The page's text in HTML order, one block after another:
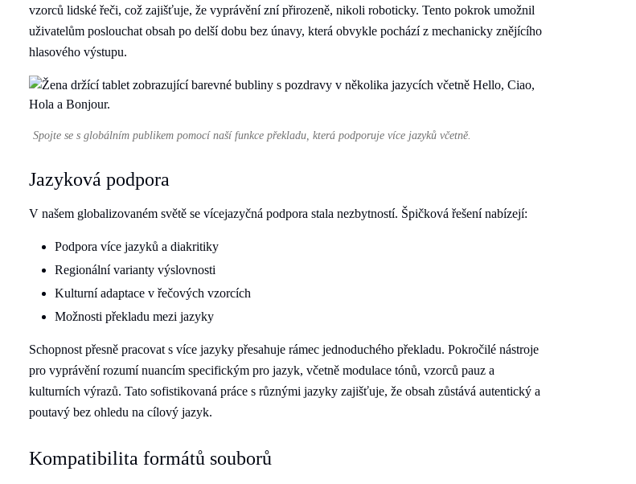
vzorců lidské řeči, což zajišťuje, že vyprávění zní přirozeně, nikoli roboticky. Tento pokrok umožnil
uživatelům poslouchat obsah po delší dobu bez únavy, která obvykle pochází z mechanicky znějícího
hlasového výstupu.
Spojte se s globálním publikem pomocí naší funkce překladu, která podporuje více jazyků včetně.
Jazyková podpora
V našem globalizovaném světě se vícejazyčná podpora stala nezbytností. Špičková řešení nabízejí:
Podpora více jazyků a diakritiky
Regionální varianty výslovnosti
Kulturní adaptace v řečových vzorcích
Možnosti překladu mezi jazyky
Schopnost přesně pracovat s více jazyky přesahuje rámec jednoduchého překladu. Pokročilé nástroje
pro vyprávění rozumí nuancím specifickým pro jazyk, včetně modulace tónů, vzorců pauz a
kulturních výrazů. Tato sofistikovaná práce s různými jazyky zajišťuje, že obsah zůstává autentický a
poutavý bez ohledu na cílový jazyk.
Kompatibilita formátů souborů